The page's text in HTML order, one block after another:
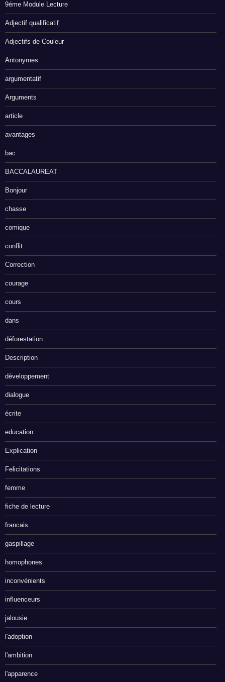
9éme Module Lecture
Adjectif qualificatif
Adjectifs de Couleur
Antonymes
argumentatif
Arguments
article
avantages
bac
BACCALAUREAT
Bonjour
chasse
comique
conflit
Correction
courage
cours
dans
déforestation
Description
développement
dialogue
écrite
education
Explication
Felicitations
femme
fiche de lecture
francais
gaspillage
homophones
inconvénients
influenceurs
jalousie
l'adoption
l'ambition
l'apparence